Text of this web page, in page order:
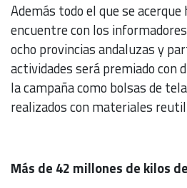
Además todo el que se
encuentre con los
ocho provincias andaluzas y
actividades será premiado con
la campaña como bolsas de
realizados con materiales
Más de 42 millones de kilos